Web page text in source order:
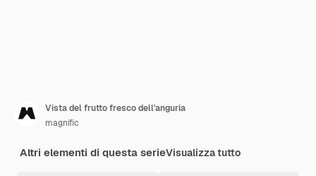
Vista del frutto fresco dell'anguria
magnific
Altri elementi di questa serieVisualizza tutto